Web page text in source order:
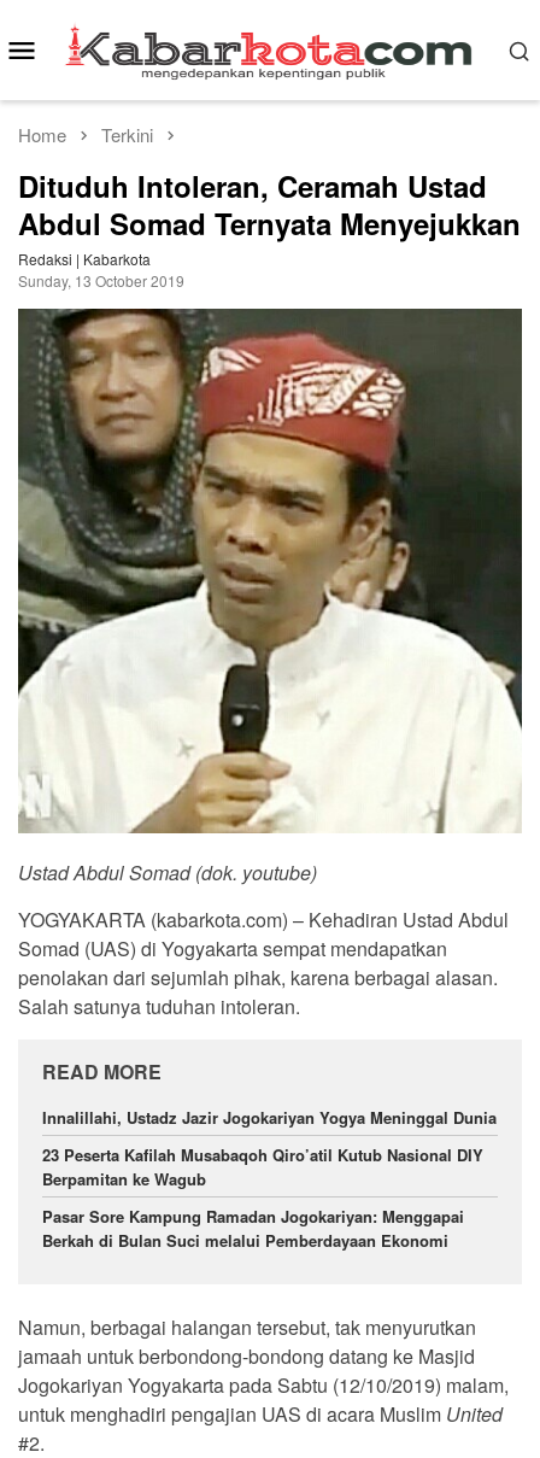
to
content
Mobile
Menu
Home Terkini
Dituduh Intoleran, Ceramah Ustad
Abdul Somad Ternyata Menyejukkan
Redaksi | Kabarkota
Sunday, 13 October 2019
Ustad Abdul Somad (dok. youtube)
YOGYAKARTA (kabarkota.com) – Kehadiran Ustad Abdul
Somad (UAS) di Yogyakarta sempat mendapatkan
penolakan dari sejumlah pihak, karena berbagai alasan.
Salah satunya tuduhan intoleran.
READ MORE
Innalillahi, Ustadz Jazir Jogokariyan Yogya Meninggal Dunia
23 Peserta Kafilah Musabaqoh Qiro’atil Kutub Nasional DIY
Berpamitan ke Wagub
Pasar Sore Kampung Ramadan Jogokariyan: Menggapai
Berkah di Bulan Suci melalui Pemberdayaan Ekonomi
Namun, berbagai halangan tersebut, tak menyurutkan
jamaah untuk berbondong-bondong datang ke Masjid
Jogokariyan Yogyakarta pada Sabtu (12/10/2019) malam,
untuk menghadiri pengajian UAS di acara Muslim United
#2.